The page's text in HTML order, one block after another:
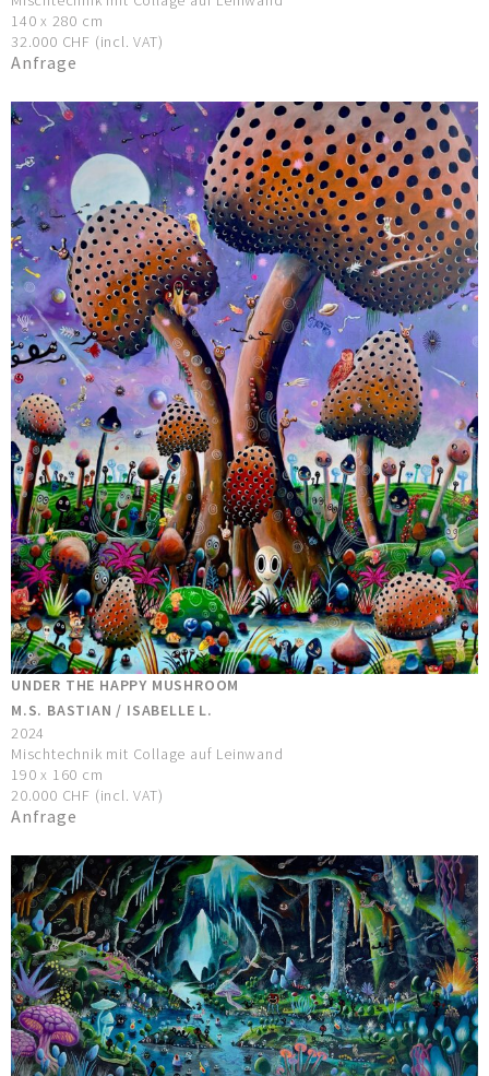
140 x 280 cm
32.000 CHF (incl. VAT)
Anfrage
UNDER THE HAPPY MUSHROOM
M.S. BASTIAN / ISABELLE L.
2024
Mischtechnik mit Collage auf Leinwand
190 x 160 cm
20.000 CHF (incl. VAT)
Anfrage